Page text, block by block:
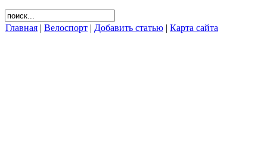
Главная | Велоспорт | Добавить статью | Карта сайта